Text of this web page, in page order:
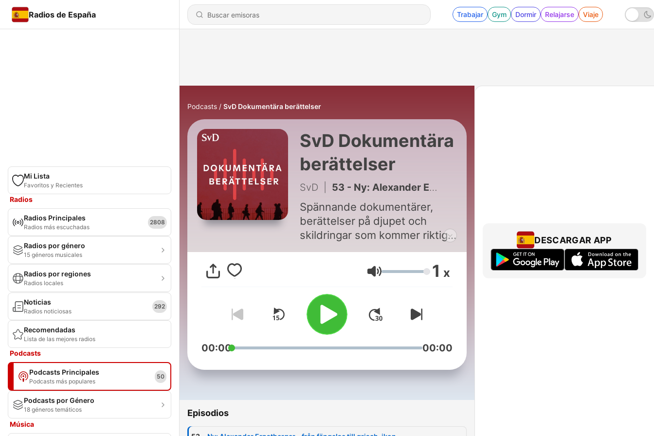
Radios de España Trabajar Gym Dormir Relajarse Viaje
Mi Lista
Favoritos y Recientes
Radios
Radios Principales
Radios más escuchadas
2808
Radios por género
15 géneros musicales
Radios por regiones
Radios locales
Noticias
Radios noticiosas
292
Recomendadas
Lista de las mejores radios
Podcasts
Podcasts Principales
Podcasts más populares
50
Podcasts por Género
18 géneros temáticos
Música
Podcasts SvD Dokumentära berättelser
SvD Dokumentära
berättelser
SvD 53 - Ny: Alexander Ernstberger – från fängelse till grisch-ikon
Spännande dokumentärer,
berättelser på djupet och
skildringar som kommer riktigt
nära. SvD Dokumentära
berättelser ger dig några av
Sveriges starkaste historier –
av och med våra reportrar och
producenter. För att få en bra
lyssningsupplevelse
rekommenderar vi SvD:s app –
där kan du lyssna vidare
till annat. I appen hittar du alla
ljudartiklar och SvD:s poddar
sajt: svd.se/svd-dokumentara-
Volumen 1 x
00:00 00:00
Episodios
DESCARGAR APP